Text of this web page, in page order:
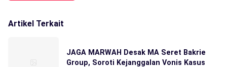
Artikel Terkait
JAGA MARWAH Desak MA Seret Bakrie
Group, Soroti Kejanggalan Vonis Kasus